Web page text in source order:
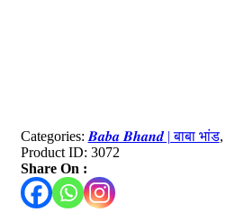
Categories: 𝑩𝒂𝒃𝒂 𝑩𝒉𝒂𝒏𝒅 | बाबा भांड,
Product ID: 3072
Share On :